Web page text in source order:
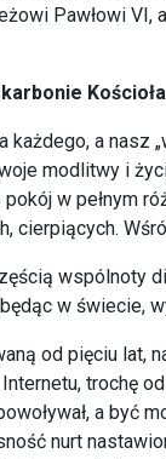
Pawłowi
Kościoła
a nasz
modlitwy i
w pełnym
cierpiących.
wspólnoty
w świecie,
od pięciu lat,
trochę
a być
nurt